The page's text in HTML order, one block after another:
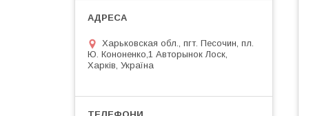
Харьковская обл., пгт. Песочин, пл.
Ю. Кононенко,1 Авторынок Лоск,
Харків, Україна